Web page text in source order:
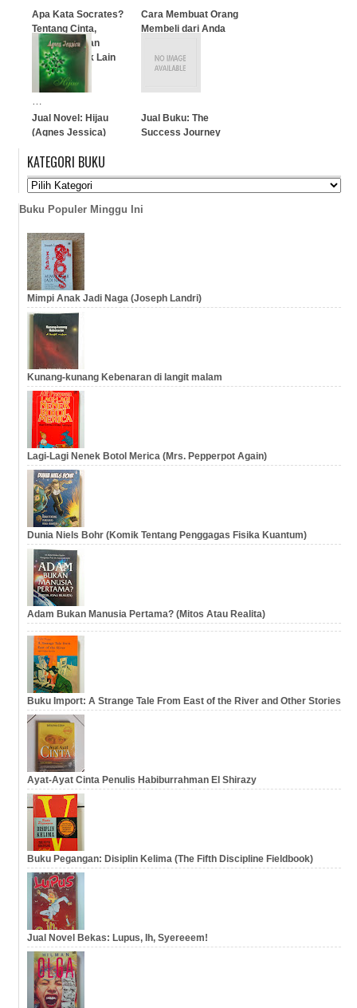
Apa Kata Socrates?
Tentang Cinta,
Ketiadaan, dan
Aspek-Aspek Lain
Kehidupan
…
Cara Membuat Orang
Membeli dari Anda
Jual Novel: Hijau
(Agnes Jessica)
…
Jual Buku: The
Success Journey
…
KATEGORI BUKU
Buku Populer Minggu Ini
Mimpi Anak Jadi Naga (Joseph Landri)
Kunang-kunang Kebenaran di langit malam
Lagi-Lagi Nenek Botol Merica (Mrs. Pepperpot Again)
Dunia Niels Bohr (Komik Tentang Penggagas Fisika Kuantum)
Adam Bukan Manusia Pertama? (Mitos Atau Realita)
Buku Import: A Strange Tale From East of the River and Other Stories
Ayat-Ayat Cinta Penulis Habiburrahman El Shirazy
Buku Pegangan: Disiplin Kelima (The Fifth Discipline Fieldbook)
Jual Novel Bekas: Lupus, Ih, Syereeem!